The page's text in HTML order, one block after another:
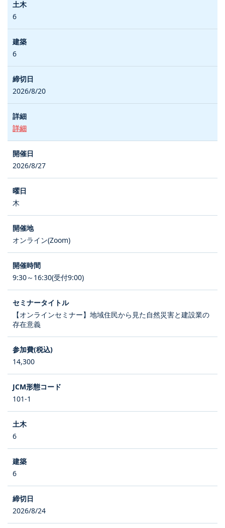
6
6
2026/8/20
詳細
2026/8/27
木
オンライン(Zoom)
9:30～16:30(受付9:00)
【オンラインセミナー】地域住民から見た自然災害と建設業の
存在意義
14,300
101-1
6
6
2026/8/24